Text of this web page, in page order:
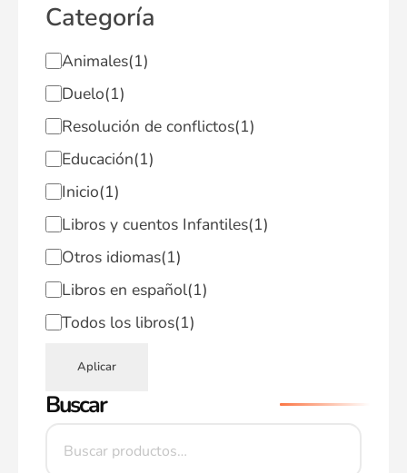
Categoría
Animales(1)
Duelo(1)
Resolución de conflictos(1)
Educación(1)
Inicio(1)
Libros y cuentos Infantiles(1)
Otros idiomas(1)
Libros en español(1)
Todos los libros(1)
Aplicar
Buscar